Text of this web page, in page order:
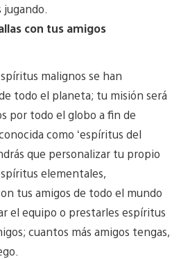
con tus amigos
malignos se han
todo el planeta; tu misión será
por todo el globo a fin de
como ‘espíritus del
que personalizar tu propio
elementales,
tus amigos de todo el mundo
el equipo o prestarles espíritus
cuantos más amigos tengas,